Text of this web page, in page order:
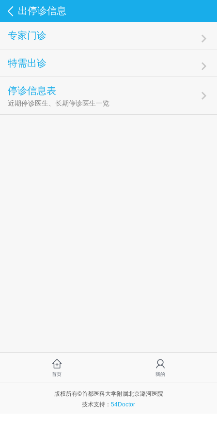
出停诊信息
专家门诊
特需出诊
停诊信息表
近期停诊医生、长期停诊医生一览
首页 我的
版权所有©首都医科大学附属北京潞河医院
技术支持： 54Doctor